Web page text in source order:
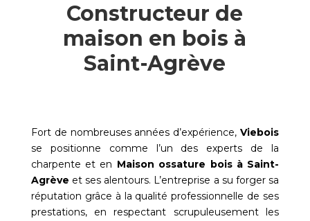
Constructeur de
maison en bois à
Saint-Agrève
Fort de nombreuses années d’expérience,Viebois
se positionne comme l’un des experts de la
charpente et en Maison ossature bois à Saint-
Agrève et ses alentours. L’entreprise a su forger sa
réputation grâce à la qualité professionnelle de ses
prestations, en respectant scrupuleusement les